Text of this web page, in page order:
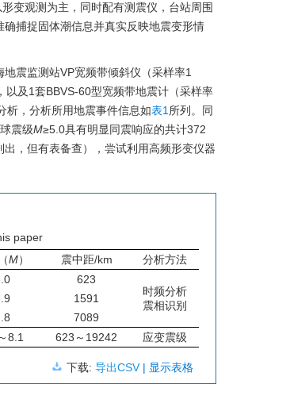
变观测为主，同时配有测震仪，台站周围
捕捉固体潮信息并真实反映地震变形情
震监测站VP宽频带倾斜仪（采样率1
及1套BBVS-60型宽频带地震计（采样率
析，分析所用地震事件信息如表1 所列。同
震级M≥5.0具有明显同震响应的共计372
，但有表备查），尝试利用高频形变仪器
paper
M） 震中距/km
分析方法
623
时频分析
震相识别
1591
7089
8.1 623～ 19242 应变震级
下载:导出CSV | 显示表格